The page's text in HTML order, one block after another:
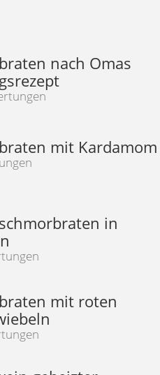
nach Omas
mit Kardamom
in
mit roten